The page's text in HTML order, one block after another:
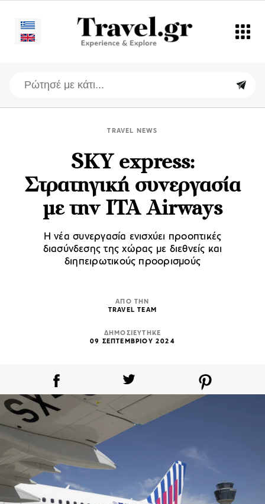
TRAVEL NEWS
SKY express:
Στρατηγική συνεργασία
με την ITA Airways
Η νέα συνεργασία ενισχύει προοπτικές
διασύνδεσης της χώρας με διεθνείς και
διηπειρωτικούς προορισμούς
ΑΠΟ ΤΗΝ
TRAVEL TEAM
ΔΗΜΟΣΙΕΥΤΗΚΕ
09 ΣΕΠΤΕΜΒΡΙΟΥ 2024